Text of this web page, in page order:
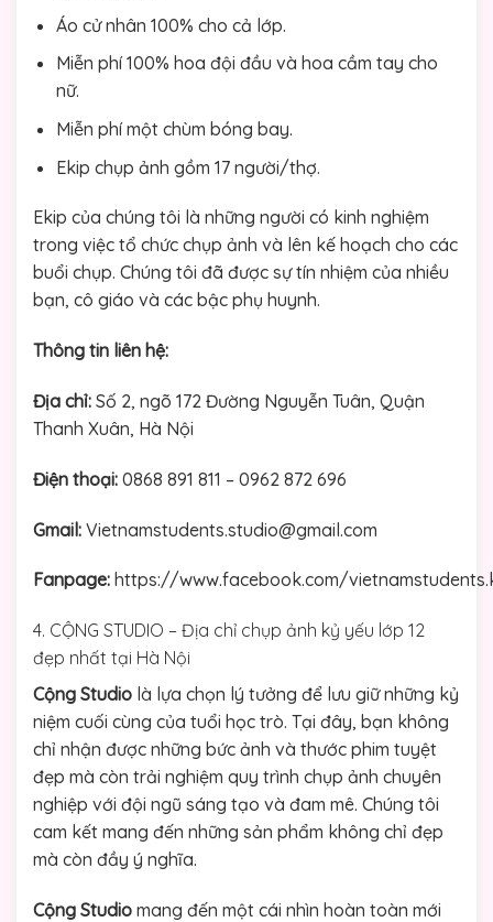
Áo cử nhân 100% cho cả lớp.
Miễn phí 100% hoa đội đầu và hoa cầm tay cho
nữ.
Miễn phí một chùm bóng bay.
Ekip chụp ảnh gồm 17 người/thợ.
Ekip của chúng tôi là những người có kinh nghiệm
trong việc tổ chức chụp ảnh và lên kế hoạch cho các
buổi chụp. Chúng tôi đã được sự tín nhiệm của nhiều
bạn, cô giáo và các bậc phụ huynh.
Thông tin liên hệ:
Địa chỉ: Số 2, ngõ 172 Đường Nguyễn Tuân, Quận
Thanh Xuân, Hà Nội
Điện thoại: 0868 891 811 – 0962 872 696
Gmail: Vietnamstudents.studio@gmail.com
Fanpage: https://www.facebook.com/
4. CỘNG STUDIO – Địa chỉ chụp ảnh kỷ yếu lớp 12
đẹp nhất tại Hà Nội
Cộng Studio là lựa chọn lý tưởng để lưu giữ những kỷ
niệm cuối cùng của tuổi học trò. Tại đây, bạn không
chỉ nhận được những bức ảnh và thước phim tuyệt
đẹp mà còn trải nghiệm quy trình chụp ảnh chuyên
nghiệp với đội ngũ sáng tạo và đam mê. Chúng tôi
cam kết mang đến những sản phẩm không chỉ đẹp
mà còn đầy ý nghĩa.
Cộng Studio mang đến một cái nhìn hoàn toàn mới